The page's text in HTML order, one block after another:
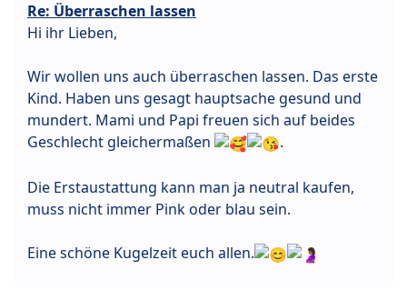
Re: Überraschen lassen
Hi ihr Lieben,
Wir wollen uns auch überraschen lassen. Das erste
Kind. Haben uns gesagt hauptsache gesund und
mundert. Mami und Papi freuen sich auf beides
Geschlecht gleichermaßen
.
Die Erstaustattung kann man ja neutral kaufen,
muss nicht immer Pink oder blau sein.
Eine schöne Kugelzeit euch allen.